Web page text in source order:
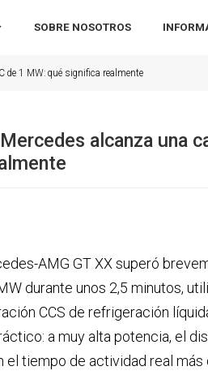
SOBRE NOSOTROS
de 1 MW: qué significa realmente
alcanza una
AMG GT XX superó
durante unos 2,5 minutos,
CCS de refrigeración
a muy alta potencia, el
el tiempo de actividad real más